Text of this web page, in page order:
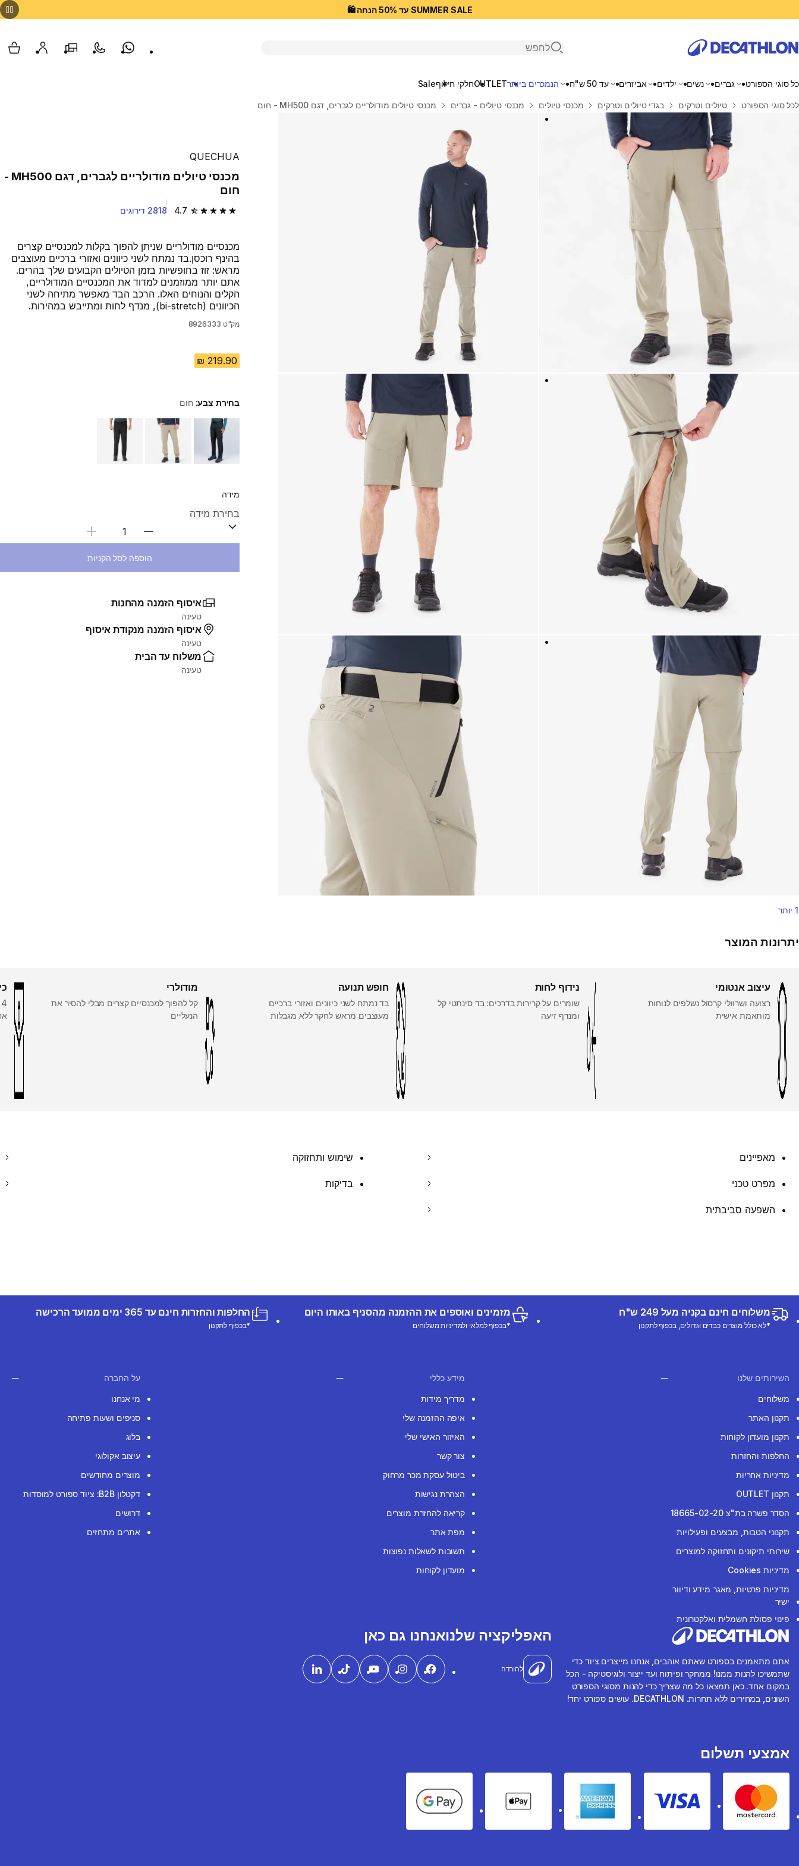
SUMMER SALE עד 50% הנחה 🛍️
פתיחת חיפוש
Whatsappצור קשרהסניפים שלנוהחשבון שלי
כל סוגי הספורט גברים נשים ילדים אביזרים עד 50 ש"ח הנמכרים ביותרOUTLETחלקי חילוףSale
בית
לכל סוגי הספורט טיולים וטרקים בגדי טיולים וטרקים מכנסי טיולים מכנסי טיולים - גברים מכנסי טיולים מודולריים לגברים, דגם MH500 - חום
1 יותר
QUECHUA
מכנסי טיולים מודולריים לגברים, דגם MH500 -
חום
4.7 4.7 out of 5 stars from 2818 reviews 2818 דירוגים
מכנסיים מודולריים שניתן להפוך בקלות למכנסיים קצרים
בהינף רוכסן.בד נמתח לשני כיוונים ואזורי ברכיים מעוצבים
מראש: זוז בחופשיות בזמן הטיולים הקבועים שלך בהרים.
אתם יותר ממוזמנים למדוד את המכנסיים המודולריים,
הקלים והנוחים האלו. הרכב הבד מאפשר מתיחה לשני
הכיוונים (bi-stretch), מנדף לחות ומתייבש במהירות.
מק"ט 8926333
בחירת צבע: חום
Choose a variant
מידה
בחירת כמות
הוספה לסל הקניות
איסוף הזמנה מהחנות
טעינה
איסוף הזמנה מנקודת איסוף
טעינה
משלוח עד הבית
טעינה
יתרונות המוצר
עיצוב אנטומי
רצועה ושרוולי קרסול נשלפים לנוחות
מותאמת אישית
נידוף לחות
שומרים על קרירות בדרכים: בד סינתטי קל
ומנדף זיעה
חופש תנועה
בד נמתח לשני כיוונים ואזורי ברכיים
מעוצבים מראש לחקר ללא מגבלות
מודולרי
קל להפוך למכנסיים קצרים מבלי להסיר את
הנעליים
מאפיינים שימוש ותחזוקה
מפרט טכני בדיקות
השפעה סביבתית
משלוחים חינם בקניה מעל 249 ש"ח
*לא כולל מוצרים כבדים וגדולים, בכפוף לתקנון
מזמינים ואוספים את ההזמנה מהסניף באותו היום
*בכפוף למלאי ולמדיניות משלוחים
החלפות והחזרות חינם עד 365 ימים ממועד הרכישה
*בכפוף לתקנון
השירותים שלנו
משלוחים
תקנון האתר
תקנון מועדון לקוחות
החלפות והחזרות
מדיניות אחריות
תקנון OUTLET
הסדר פשרה בת"צ 18665-02-20
תקנוני הטבות, מבצעים ופעילויות
שירותי תיקונים ותחזוקה למוצרים
מדיניות Cookies
מדיניות פרטיות, מאגר מידע ודיוור
ישיר
פינוי פסולת חשמלית ואלקטרונית
מידע כללי
מדריך מידות
איפה ההזמנה שלי
האיזור האישי שלי
צור קשר
ביטול עסקת מכר מרחוק
הצהרת נגישות
קריאה להחזרת מוצרים
מפת אתר
תשובות לשאלות נפוצות
מועדון לקוחות
על החברה
מי אנחנו
סניפים ושעות פתיחה
בלוג
עיצוב אקולוגי
מוצרים מחודשים
דקטלון B2B: ציוד ספורט למוסדות
דרושים
אתרים מתחזים
אתם מתאמנים בספורט שאתם אוהבים, אנחנו מייצרים ציוד כדי
שתמשיכו להנות ממנו! ממחקר ופיתוח ועד ייצור ולוגיסטיקה - הכל
במקום אחד. כאן תמצאו כל מה שצריך כדי להנות מסוגי הספורט
השונים, במחירים ללא תחרות. DECATHLON. עושים ספורט יחד!
האפליקציה שלנו
להורדה
אנחנו גם כאן
אמצעי תשלום
Mastercard
Visa
American express
Apple Pay
Google Pay